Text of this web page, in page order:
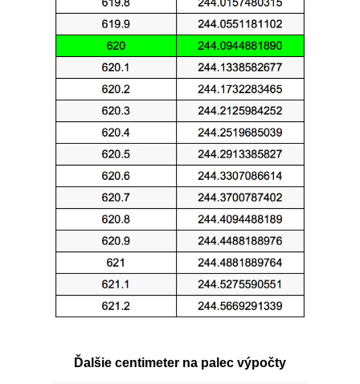
Ďalšie centimeter na palec výpočty